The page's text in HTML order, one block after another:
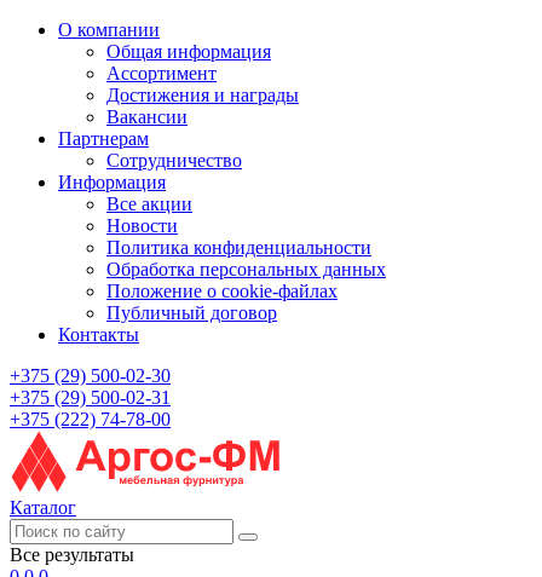
О компании
Общая информация
Ассортимент
Достижения и награды
Вакансии
Партнерам
Сотрудничество
Информация
Все акции
Новости
Политика конфиденциальности
Обработка персональных данных
Положение о cookie-файлах
Публичный договор
Контакты
+375 (29) 500-02-30
+375 (29) 500-02-31
+375 (222) 74-78-00
Каталог
Все результаты